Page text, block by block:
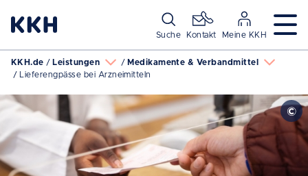
Suche Kontakt Meine KKH
KKH.de Leistungen
Medikamente & Verbandmittel
Lieferengpässe bei Arzneimitteln